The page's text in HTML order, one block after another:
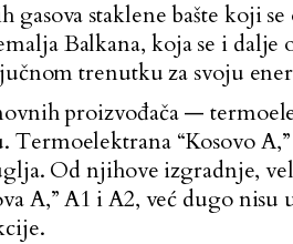
staklene bašte koji
Balkana, koja se i dalje
trenutku za svoju
proizvođača —
“Kosovo
Od njihove izgradnje,
A,” A1 i A2, već dugo